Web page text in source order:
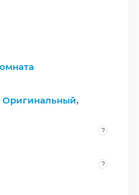
Оригинальный,
?
?